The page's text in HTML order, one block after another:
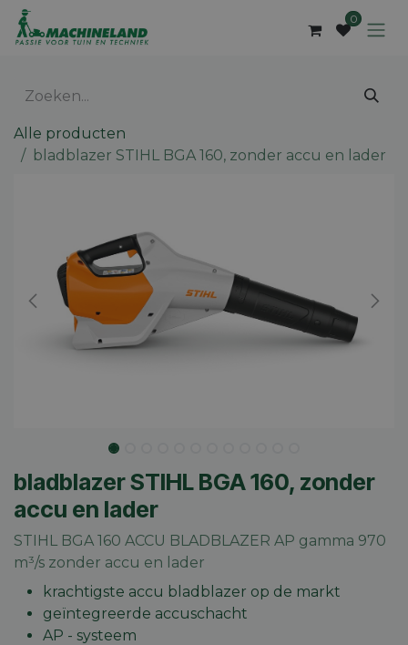
Overslaan naar inhoud
0
Alle producten
bladblazer STIHL BGA 160, zonder accu en lader
bladblazer STIHL BGA 160, zonder
accu en lader
STIHL BGA 160 ACCU BLADBLAZER AP gamma 970
m³/s zonder accu en lader
krachtigste accu bladblazer op de markt
geïntegreerde accuschacht
AP - systeem